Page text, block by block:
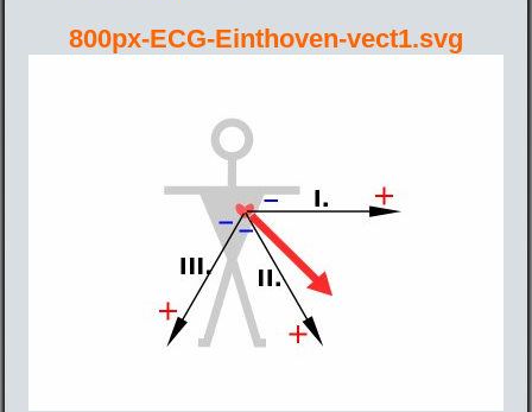
800px-ECG-Einthoven-vect1.svg